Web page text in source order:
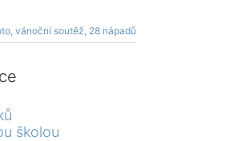
vánoční soutěž, 28 nápadů
školou